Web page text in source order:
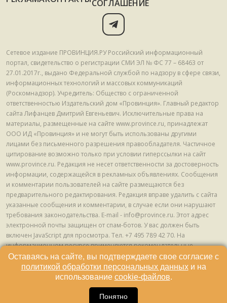
СОГЛАШЕНИЕ
Сетевое издание ПРОВИНЦИЯ.РУ Российский информационный
портал, свидетельство о регистрации СМИ ЭЛ № ФС 77 – 68463 от
27.01.2017г., выдано Федеральной службой по надзору в сфере связи,
информационных технологий и массовых коммуникаций
(Роскомнадзор). Учредитель: Общество с ограниченной
ответственностью Издательский дом «Провинция». Главный редактор
сайта Лифанцев Дмитрий Евгеньевич. Исключительные права на
материалы, размещенные на сайте www.province.ru, принадлежат
ООО ИД «Провинция» и не могут быть использованы другими
лицами без письменного разрешения правообладателя. Частичное
цитирование возможно только при условии гиперссылки на сайт
www.province.ru. Редакция не несет ответственности за достоверность
информации, содержащейся в рекламных объявлениях. Сообщения
и комментарии пользователей на сайте размещаются без
предварительного редактирования. Редакция вправе удалить с сайта
указанные сообщения и комментарии, в случае если они нарушают
требования законодательства. E-mail - info@province.ru. Этот адрес
электронной почты защищен от спам-ботов. У вас должен быть
включен JavaScript для просмотра. Tел. +7 495 789 42 70. На
информационном ресурсе применяются рекомендательные
технологии (информационные технологии предоставления
информации на основе сбора, систематизации и анализа сведений,
относящихся к предпочтениям пользователей сети "Интернет",
находящихся на территории Российской Федерации) © ООО ИД
Оставаясь на сайте, вы подтверждаете свое согласие с
политикой обработки персональных данныхи на
использование cookie-файлов.
Понятно